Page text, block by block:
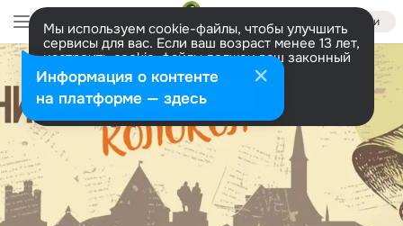
Войти
Мы используем cookie-файлы, чтобы улучшить
сервисы для вас. Если ваш возраст менее 13 лет,
настроить cookie-файлы должен ваш законный
представитель. Больше информации
Разрешить все Настроить
Информация о контенте
на платформе — здесь